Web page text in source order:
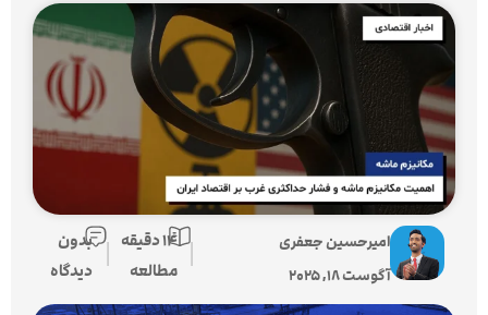
امیرحسین جعفری
آگوست 18, 2025
|
14 دقیقه
مطالعه
| بدون
دیدگاه